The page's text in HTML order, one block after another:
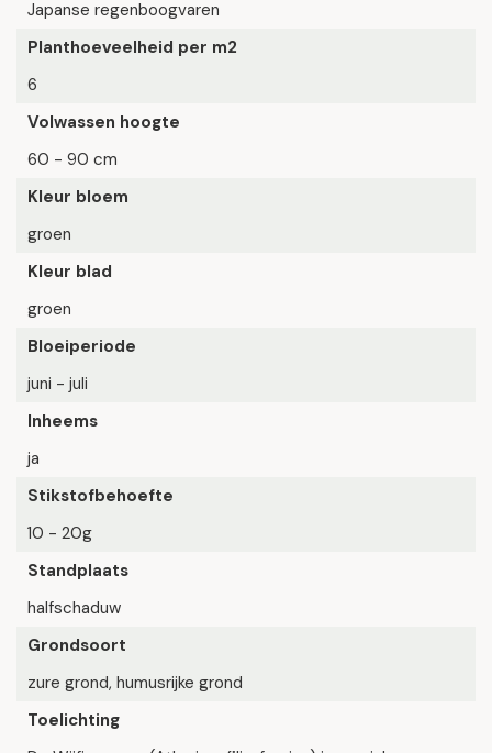
Japanse regenboogvaren
Planthoeveelheid per m2
6
Volwassen hoogte
60 - 90 cm
Kleur bloem
groen
Kleur blad
groen
Bloeiperiode
juni - juli
Inheems
ja
Stikstofbehoefte
10 - 20g
Standplaats
halfschaduw
Grondsoort
zure grond, humusrijke grond
Toelichting